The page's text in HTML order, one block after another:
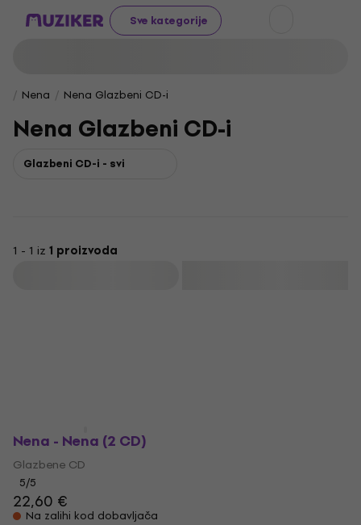
Sve kategorije
Nena Nena Glazbeni CD-i
Nena Glazbeni CD-i
Glazbeni CD-i - svi
1 - 1 iz 1 proizvoda
Nena - Nena (2 CD)
Glazbene CD
5/5
22,60 €
Na zalihi kod dobavljača